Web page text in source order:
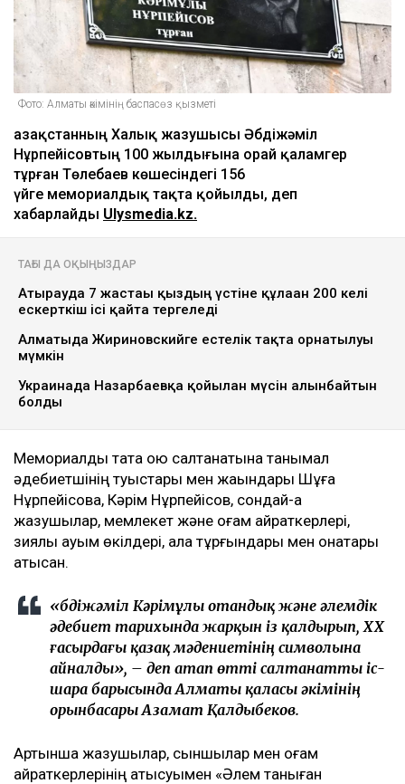
Фото: Алматы әкімінің баспасөз қызметі
Қазақстанның Халық жазушысы Әбдіжәміл
Нұрпейісовтың 100 жылдығына орай қаламгер
тұрған Төлебаев көшесіндегі 156
үйге мемориалдық тақта қойылды, деп
хабарлайды Ulysmedia.kz.
ТАҒЫ ДА ОҚЫҢЫЗДАР
Атырауда 7 жастағы қыздың үстіне құлаған 200 келі
ескерткіш ісі қайта тергеледі
Алматыда Жириновскийге естелік тақта орнатылуы
мүмкін
Украинада Назарбаевқа қойылған мүсін алынбайтын
болды
Мемориалдық тақта қою салтанатына танымал
әдебиетшінің туыстары мен жақындары Шұға
Нұрпейісова, Кәрім Нұрпейісов, сондай-ақ
жазушылар, мемлекет және қоғам қайраткерлері,
зиялы қауым өкілдері, қала тұрғындары мен қонақтары
қатысқан.
«Әбдіжәміл Кәрімұлы отандық және әлемдік
әдебиет тарихында жарқын із қалдырып, ХХ
ғасырдағы қазақ мәдениетінің символына
айналды», – деп атап өтті салтанатты іс-
шара барысында Алматы қаласы әкімінің
орынбасары Азамат Қалдыбеков.
Артынша жазушылар, сыншылар мен қоғам
қайраткерлерінің қатысуымен «Әлем таныған